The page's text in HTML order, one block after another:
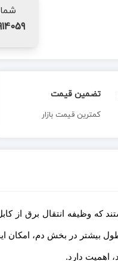
33999160-3
تضمین قیمت
کمترین قیمت بازار
که وظیفه انتقال برق از
بیشتر در بخش دم، امکان
اهمیت دارد.